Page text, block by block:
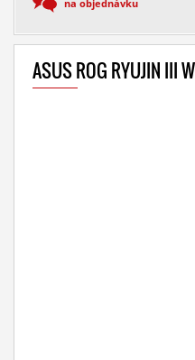
na objednávku
ASUS ROG RYUJIN III